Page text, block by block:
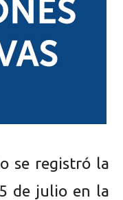
se registró la
de julio en la